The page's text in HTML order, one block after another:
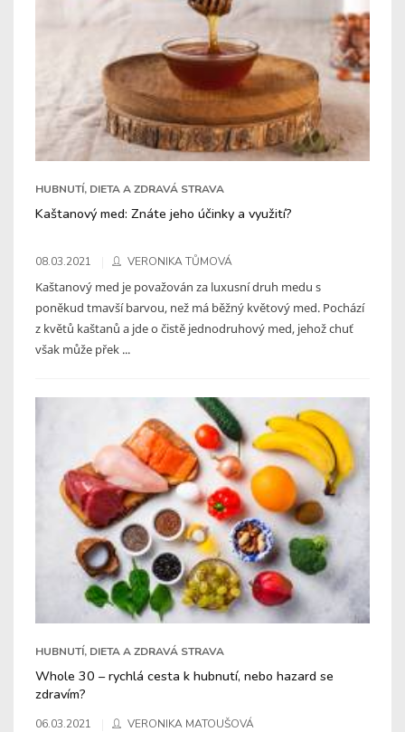
HUBNUTÍ, DIETA A ZDRAVÁ STRAVA
Kaštanový med: Znáte jeho účinky a využití?
08.03.2021 VERONIKA TŮMOVÁ
Kaštanový med je považován za luxusní druh medu s
poněkud tmavší barvou, než má běžný květový med. Pochází
z květů kaštanů a jde o čistě jednodruhový med, jehož chuť
však může přek ...
HUBNUTÍ, DIETA A ZDRAVÁ STRAVA
Whole 30 – rychlá cesta k hubnutí, nebo hazard se
zdravím?
06.03.2021 VERONIKA MATOUŠOVÁ